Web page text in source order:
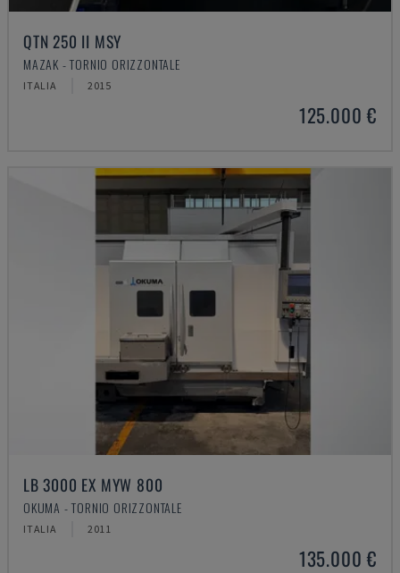
QTN 250 II MSY
MAZAK - TORNIO ORIZZONTALE
ITALIA 2015
125.000 €
LB 3000 EX MYW 800
OKUMA - TORNIO ORIZZONTALE
ITALIA 2011
135.000 €